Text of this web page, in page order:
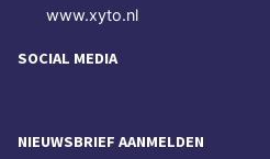
www.xyto.nl
SOCIAL MEDIA
NIEUWSBRIEF AANMELDEN